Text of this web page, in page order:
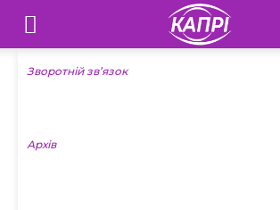
Телебачення
«Капрі»
Новини
Зворотній зв’язок
Архів